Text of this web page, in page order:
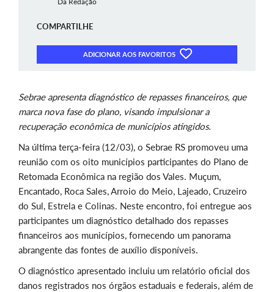
COMPARTILHE
ADICIONAR AOS FAVORITOS
Sebrae apresenta diagnóstico de repasses financeiros, que
marca nova fase do plano, visando impulsionar a
recuperação econômica de municípios atingidos.
Na última terça-feira (12/03), o Sebrae RS promoveu uma
reunião com os oito municípios participantes do Plano de
Retomada Econômica na região dos Vales. Muçum,
Encantado, Roca Sales, Arroio do Meio, Lajeado, Cruzeiro
do Sul, Estrela e Colinas. Neste encontro, foi entregue aos
participantes um diagnóstico detalhado dos repasses
financeiros aos municípios, fornecendo um panorama
abrangente das fontes de auxílio disponíveis.
O diagnóstico apresentado incluiu um relatório oficial dos
danos registrados nos órgãos estaduais e federais, além de